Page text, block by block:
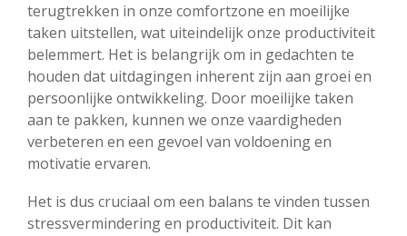
terugtrekken in onze comfortzone en moeilijke
taken uitstellen, wat uiteindelijk onze productiviteit
belemmert. Het is belangrijk om in gedachten te
houden dat uitdagingen inherent zijn aan groei en
persoonlijke ontwikkeling. Door moeilijke taken
aan te pakken, kunnen we onze vaardigheden
verbeteren en een gevoel van voldoening en
motivatie ervaren.
Het is dus cruciaal om een balans te vinden tussen
stressvermindering en productiviteit. Dit kan